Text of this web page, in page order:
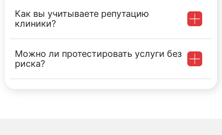
Как вы учитываете репутацию
клиники?
Можно ли протестировать услуги без
риска?